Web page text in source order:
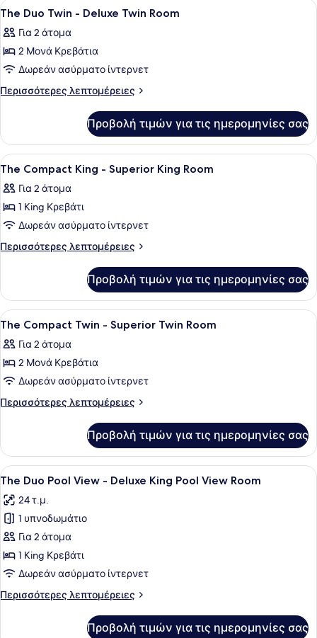
Bed
Dormitory
Room
Προβολή
όλων
των
φωτογραφιών
για
The
-
Deluxe
Twin
Room
Ένα δωμάτιο ξενοδοχείου με δύο
4
The Duo Twin - Deluxe Twin Room
Για 2 άτομα
2 Μονά Κρεβάτια
Δωρεάν ασύρματο ίντερνετ
Περισσότερες λεπτομέρειες
Περισσότερες
Duo
Twin
-
Twin
Room
Προβολή τιμών για τις ημερομηνίες σας
Προβολή
όλων
των
φωτογραφιών
για
The
-
Superior
King
Room
Ένα δωμάτιο ξενοδοχείου με ένα
5
The Compact King - Superior King Room
Για 2 άτομα
1 King Κρεβάτι
Δωρεάν ασύρματο ίντερνετ
Περισσότερες λεπτομέρειες
Περισσότερες
Compact
King
-
King
Room
Προβολή τιμών για τις ημερομηνίες σας
Προβολή
όλων
των
φωτογραφιών
για
The
-
Superior
Twin
Room
Ένα δωμάτιο ξενοδοχείου με δύο
5
The Compact Twin - Superior Twin Room
Για 2 άτομα
2 Μονά Κρεβάτια
Δωρεάν ασύρματο ίντερνετ
Περισσότερες λεπτομέρειες
Περισσότερες
Compact
Twin
-
Twin
Room
Προβολή τιμών για τις ημερομηνίες σας
Προβολή
όλων
των
φωτογραφιών
για
The
Duo
Pool
View
Ένα δωμάτιο ξενοδοχείου με ένα
15
The Duo Pool View - Deluxe King Pool View Room
24 τ.μ.
1 υπνοδωμάτιο
Για 2 άτομα
1 King Κρεβάτι
Δωρεάν ασύρματο ίντερνετ
Περισσότερες λεπτομέρειες
Περισσότερες
Προβολή τιμών για τις ημερομηνίες σας